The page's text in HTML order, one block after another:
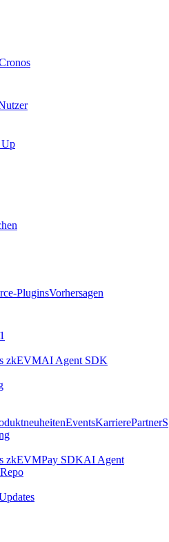
PluginsVorhersagen
zkEVMAI Agent SDK
EventsKarrierePartnerS
zkEVMPay SDKAI Agent